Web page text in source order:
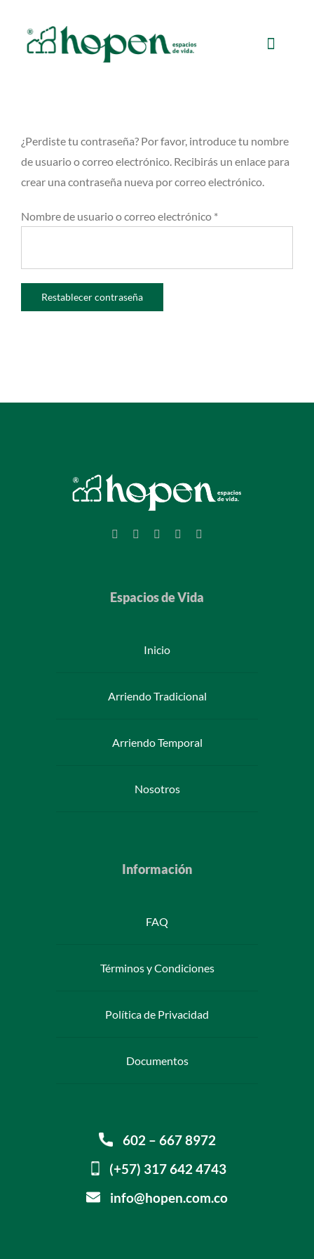
contenido
Toggle
Tradicional
Temporal
Opciones de Pago
¿Perdiste tu contraseña? Por favor, introduce tu nombre
de usuario o correo electrónico. Recibirás un enlace para
crear una contraseña nueva por correo electrónico.
Nombre de usuario o correo electrónico *Obligatorio
Restablecer contraseña
Espacios de Vida
Inicio
Arriendo Tradicional
Arriendo Temporal
Nosotros
Información
FAQ
Términos y Condiciones
Política de Privacidad
Documentos
602 – 667 8972
(+57) 317 642 4743
info@hopen.com.co